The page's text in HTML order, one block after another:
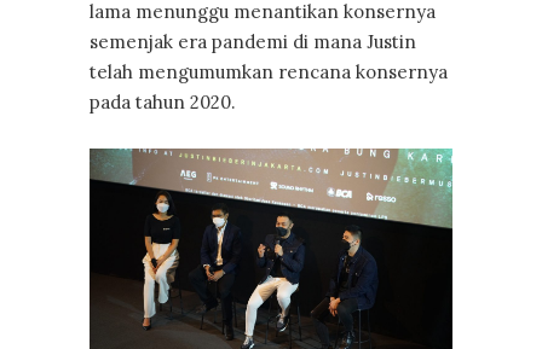
lama menunggu menantikan konsernya
semenjak era pandemi di mana Justin
telah mengumumkan rencana konsernya
pada tahun 2020.